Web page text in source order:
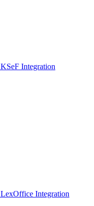
KSeF Integration
LexOffice Integration